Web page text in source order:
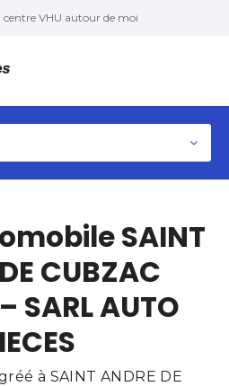
centre VHU autour de moi
SAINT
CUBZAC
SARL AUTO
à SAINT ANDRE DE